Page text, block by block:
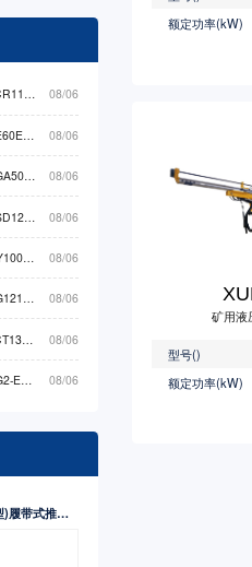
130****0081用户:询XCR110L5起重机械最低价 08/06
08/06
186****8950用户:询XGA5049XXYBEVEA3卡车最低价 08/06
08/06
08/06
188****1585用户:询XG1212HA（-Li）高空作业机械最低价 08/06
08/06
137****7321用户:询XG2-EX710S卡车最低价 08/06
徐工徐工D170(煤炭型)履带式推土机
额定功率(kW)
矿用液
型号()
额定功率(kW)